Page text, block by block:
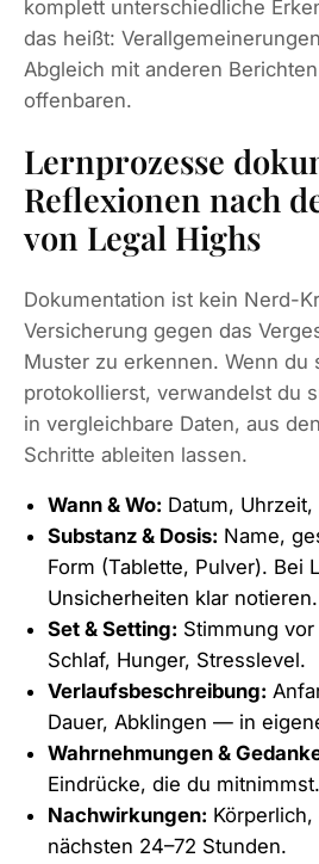
komplett unterschiedliche
das heißt:
Abgleich mit anderen
offenbaren.
Lernprozesse
Reflexionen nach
von Legal Highs
Dokumentation ist kein Nerd-
Versicherung gegen das
Muster zu erkennen. Wenn du
protokollierst, verwandelst du
in vergleichbare Daten, aus
Schritte ableiten lassen.
Wann & Wo: Datum,
Substanz & Dosis: Name,
Form (Tablette, Pulver). Bei
Unsicherheiten klar notieren.
Set & Setting: Stimmung
Schlaf, Hunger, Stresslevel.
Verlaufsbeschreibung:
Dauer, Abklingen — in
Wahrnehmungen &
Eindrücke, die du mitnimmst.
Nachwirkungen:
nächsten 24–72 Stunden.